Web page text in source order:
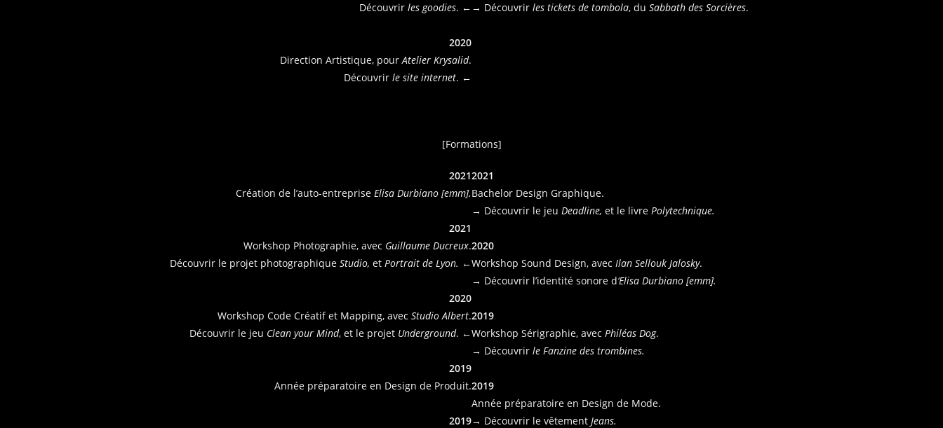
Découvrir les goodies. ←
2020
Direction Artistique, pourAtelier Krysalid.
Découvrir le site internet. ←
→ Découvrir les tickets de tombola, du Sabbath des Sorcières.
[Formations]
2021
Création de l’auto-entreprise Elisa Durbiano [emm].
2021
Workshop Photographie, avec Guillaume Ducreux.
Découvrir le projet photographique Studio, et Portrait de Lyon. ←
2020
Workshop Code Créatif et Mapping, avec Studio Albert.
Découvrir le jeu Clean your Mind, et le projet Underground. ←
2019
Année préparatoire en Design de Produit.
2019
2021
Bachelor Design Graphique.
→ Découvrir le jeu Deadline, et le livre Polytechnique.
2020
Workshop Sound Design, avec Ilan Sellouk Jalosky.
→ Découvrir l’identité sonore d‘Elisa Durbiano [emm].
2019
Workshop Sérigraphie, avec Philéas Dog.
→ Découvrir le Fanzine des trombines.
2019
Année préparatoire en Design de Mode.
→ Découvrir le vêtement Jeans.